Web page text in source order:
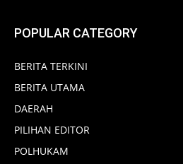
POPULAR CATEGORY
BERITA TERKINI
BERITA UTAMA
DAERAH
PILIHAN EDITOR
POLHUKAM